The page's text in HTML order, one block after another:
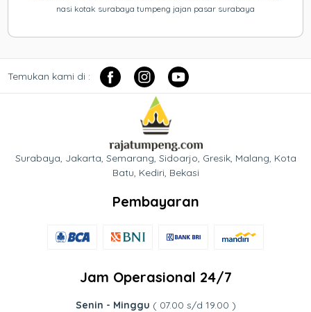
nasi kotak surabaya tumpeng jajan pasar surabaya
Temukan kami di :
Surabaya, Jakarta, Semarang, Sidoarjo, Gresik, Malang, Kota
Batu, Kediri, Bekasi
Pembayaran
Jam Operasional 24/7
Senin - Minggu ( 07.00 s/d 19.00 )